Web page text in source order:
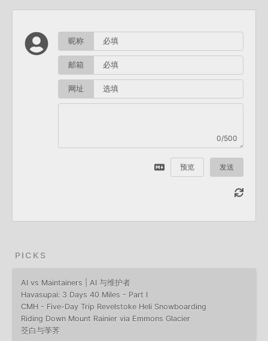
昵称
邮箱
网址
0/500
预览 发送
PICKS
AI vs Maintainers | AI 与维护者
Havasupai: 3 Days 40 Miles - Part I
CMH - Five-Day Trip Revelstoke Heli Snowboarding
Riding Down Mount Rainier via Emmons Glacier
茭白与荸荠